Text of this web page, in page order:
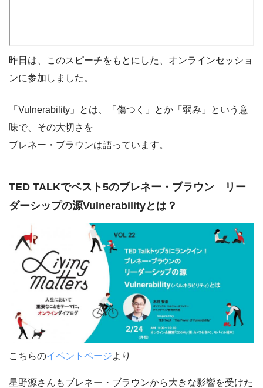
昨日は、このスピーチをもとにした、オンラインセッショ
ンに参加しました。
「Vulnerability」とは、「傷つく」とか「弱み」という意
味で、その大切さを
ブレネー・ブラウンは語っています。
TED TALKでベスト5のブレネー・ブラウン リー
ダーシップの源Vulnerabilityとは？
こちらのイベントページより
星野源さんもブレネー・ブラウンから大きな影響を受けた